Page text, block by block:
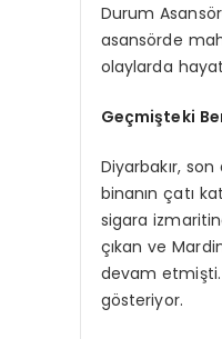
Durum
asansörde
olaylarda
Geçmişteki
Diyarbakır,
binanın çatı
sigara
çıkan ve
devam
gösteriyor.